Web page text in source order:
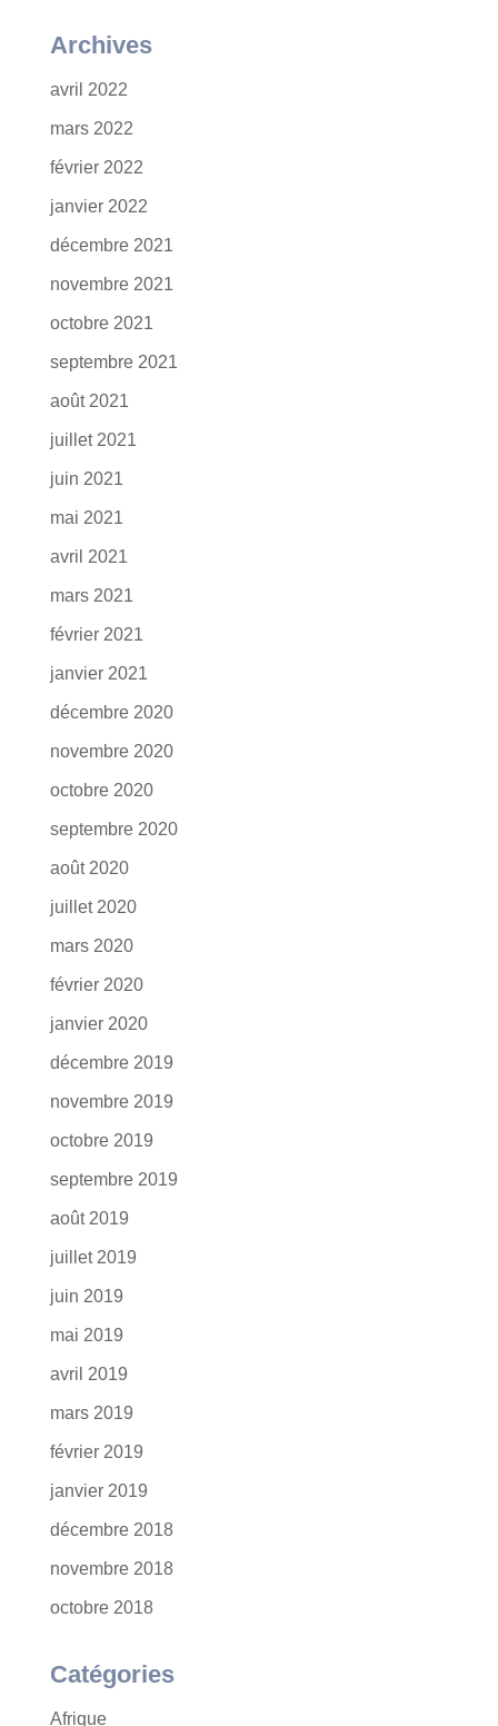
Archives
avril 2022
mars 2022
février 2022
janvier 2022
décembre 2021
novembre 2021
octobre 2021
septembre 2021
août 2021
juillet 2021
juin 2021
mai 2021
avril 2021
mars 2021
février 2021
janvier 2021
décembre 2020
novembre 2020
octobre 2020
septembre 2020
août 2020
juillet 2020
mars 2020
février 2020
janvier 2020
décembre 2019
novembre 2019
octobre 2019
septembre 2019
août 2019
juillet 2019
juin 2019
mai 2019
avril 2019
mars 2019
février 2019
janvier 2019
décembre 2018
novembre 2018
octobre 2018
Catégories
Afrique